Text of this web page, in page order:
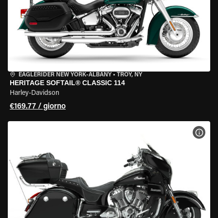
EAGLERIDER NEW YORK-ALBANY • TROY, NY
HERITAGE SOFTAIL® CLASSIC 114
Harley-Davidson
€169.77 / giorno